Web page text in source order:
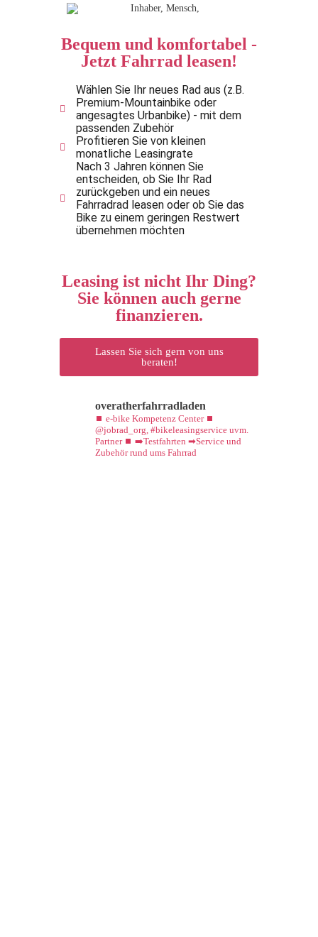
Bequem und komfortabel -
Jetzt Fahrrad leasen!
Wählen Sie Ihr neues Rad aus (z.B.
Premium-Mountainbike oder
angesagtes Urbanbike) - mit dem
passenden Zubehör
Profitieren Sie von kleinen
monatliche Leasingrate
Nach 3 Jahren können Sie
entscheiden, ob Sie Ihr Rad
zurückgeben und ein neues
Fahrradrad leasen oder ob Sie das
Bike zu einem geringen Restwert
übernehmen möchten
Leasing ist nicht Ihr Ding?
Sie können auch gerne
finanzieren.
Lassen Sie sich gern von uns
beraten!
overatherfahrradladen
⏹ e-bike Kompetenz Center ⏹
@jobrad_org, #bikeleasingservice uvm.
Partner ⏹ ➡️Testfahrten ➡Service und
Zubehör rund ums Fahrrad